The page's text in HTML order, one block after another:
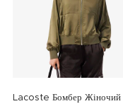
Lacoste Бомбер Жіночий